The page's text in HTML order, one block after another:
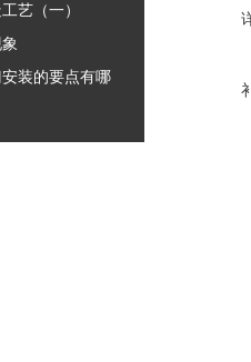
艺（一）
装的要点有哪